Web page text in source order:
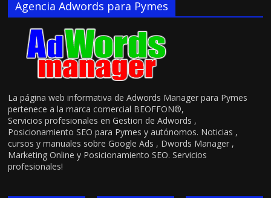
Agencia Adwords para Pymes
La página web informativa de Adwords Manager para Pymes
pertenece a la marca comercial BEOFFON®,
Servicios profesionales en Gestion de Adwords ,
Posicionamiento SEO para Pymes y autónomos. Noticias ,
cursos y manuales sobre Google Ads , Dwords Manager ,
Marketing Online y Posicionamiento SEO. Servicios
profesionales!